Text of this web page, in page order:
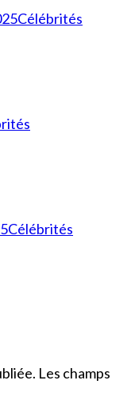
Célébrités
Célébrités
Les champs